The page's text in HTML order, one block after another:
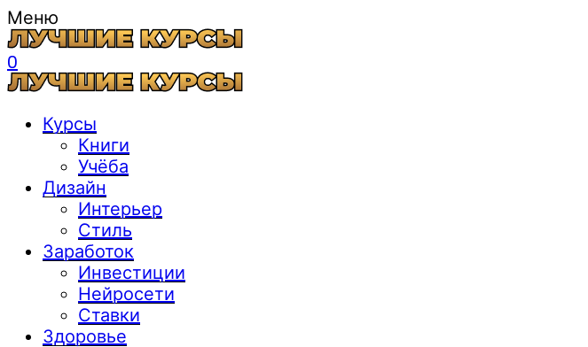
Меню
0
Курсы
Книги
Учёба
Дизайн
Интерьер
Стиль
Заработок
Инвестиции
Нейросети
Ставки
Здоровье